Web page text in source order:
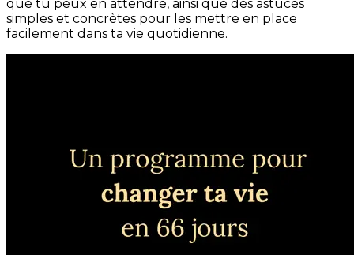
que tu peux en attendre, ainsi que des astuces
simples et concrètes pour les mettre en place
facilement dans ta vie quotidienne.